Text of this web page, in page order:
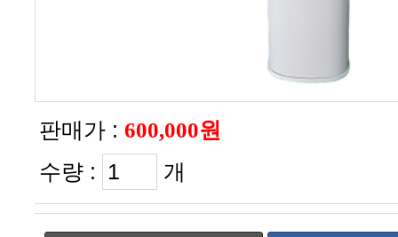
판매가 : 600,000원
수량 : 개